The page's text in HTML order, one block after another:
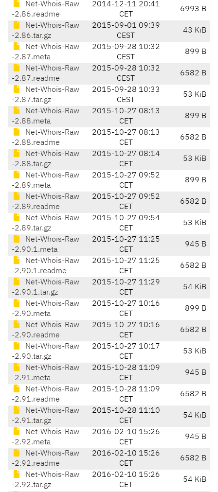
Net-Whois-Raw
-2.86.readme
2014-12-11 20:41
CET
6993 B
Net-Whois-Raw
-2.86.tar.gz
2015-09-01 09:39
CEST
43 KiB
Net-Whois-Raw
-2.87.meta
2015-09-28 10:32
CEST
899 B
Net-Whois-Raw
-2.87.readme
2015-09-28 10:32
CEST
6582 B
Net-Whois-Raw
-2.87.tar.gz
2015-09-28 10:33
CEST
53 KiB
Net-Whois-Raw
-2.88.meta
2015-10-27 08:13
CET
899 B
Net-Whois-Raw
-2.88.readme
2015-10-27 08:13
CET
6582 B
Net-Whois-Raw
-2.88.tar.gz
2015-10-27 08:14
CET
53 KiB
Net-Whois-Raw
-2.89.meta
2015-10-27 09:52
CET
899 B
Net-Whois-Raw
-2.89.readme
2015-10-27 09:52
CET
6582 B
Net-Whois-Raw
-2.89.tar.gz
2015-10-27 09:54
CET
53 KiB
Net-Whois-Raw
-2.90.1.meta
2015-10-27 11:25
CET
945 B
Net-Whois-Raw
-2.90.1.readme
2015-10-27 11:25
CET
6582 B
Net-Whois-Raw
-2.90.1.tar.gz
2015-10-27 11:29
CET
54 KiB
Net-Whois-Raw
-2.90.meta
2015-10-27 10:16
CET
899 B
Net-Whois-Raw
-2.90.readme
2015-10-27 10:16
CET
6582 B
Net-Whois-Raw
-2.90.tar.gz
2015-10-27 10:17
CET
53 KiB
Net-Whois-Raw
-2.91.meta
2015-10-28 11:09
CET
945 B
Net-Whois-Raw
-2.91.readme
2015-10-28 11:09
CET
6582 B
Net-Whois-Raw
-2.91.tar.gz
2015-10-28 11:10
CET
54 KiB
Net-Whois-Raw
-2.92.meta
2016-02-10 15:26
CET
945 B
Net-Whois-Raw
-2.92.readme
2016-02-10 15:26
CET
6582 B
Net-Whois-Raw
-2.92.tar.gz
2016-02-10 15:26
CET
54 KiB